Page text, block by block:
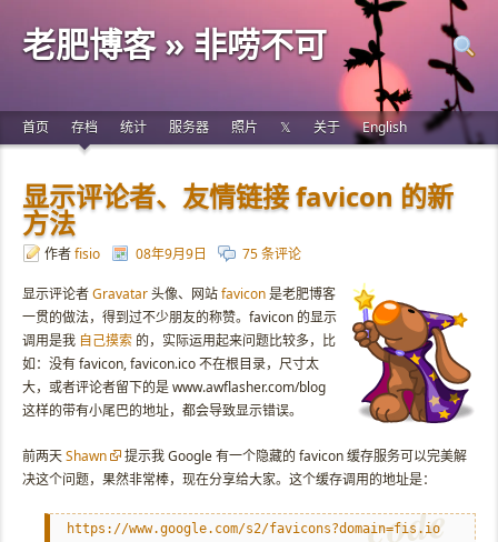
老肥博客 » 非唠不可
首页 存档 统计 服务器 照片 𝕏 关于 English
显示评论者、友情链接 favicon 的新
方法
作者fisio 08年9月9日 75 条评论
显示评论者Gravatar头像、网站favicon是老肥博客
一贯的做法，得到过不少朋友的称赞。favicon 的显示
调用是我 自己摸索 的，实际运用起来问题比较多，比
如：没有 favicon, favicon.ico 不在根目录，尺寸太
大，或者评论者留下的是 www.awflasher.com/blog
这样的带有小尾巴的地址，都会导致显示错误。
前两天Shawn
提示我 Google 有一个隐藏的 favicon 缓存服务可以完美解
决这个问题，果然非常棒，现在分享给大家。这个缓存调用的地址是：
https://www.google.com/s2/favicons?domain=fis.io